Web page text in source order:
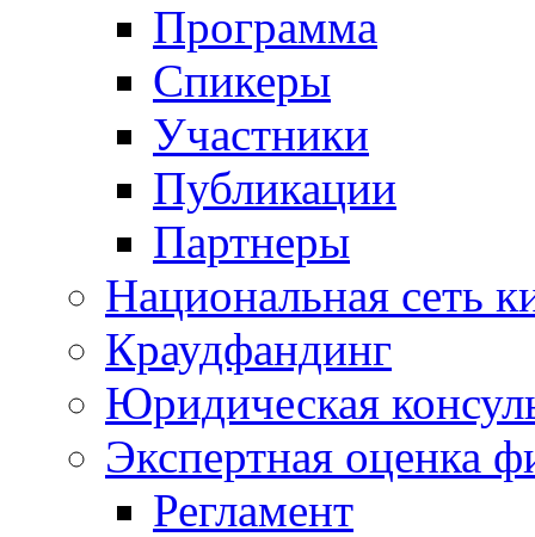
Программа
Спикеры
Участники
Публикации
Партнеры
Национальная сеть
Краудфандинг
Юридическая
Экспертная оценка
Регламент